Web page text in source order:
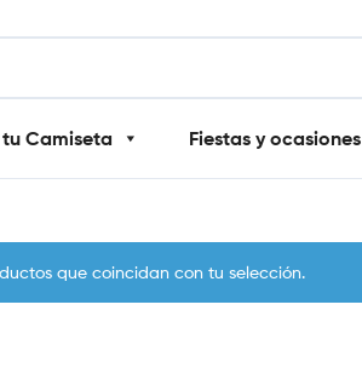
Camiseta Fiestas y ocasiones
que coincidan con tu selección.